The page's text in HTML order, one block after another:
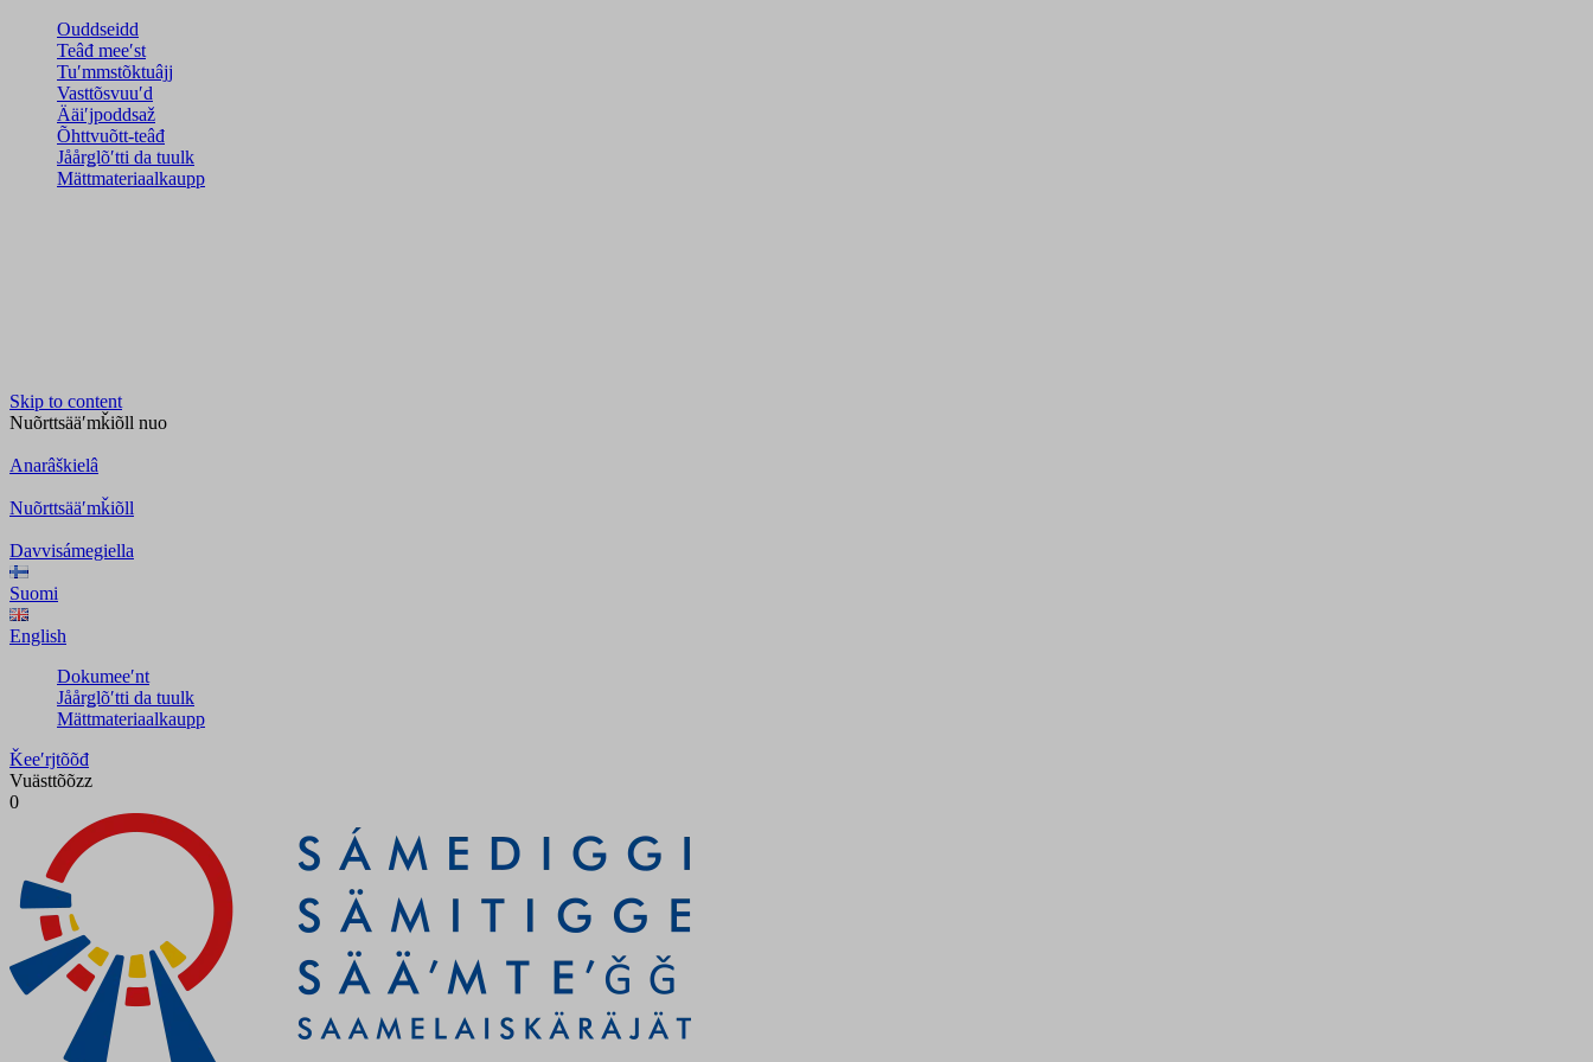
Ouddseidd
Teâđ meeʹst
Tuʹmmstõktuâjj
Vasttõsvuuʹd
Ääiʹjpoddsaž
Õhttvuõtt-teâđ
Jåårǥlõʹtti da tuulk
Mättmateriaalkaupp
Skip to content
Nuõrttsääʹmǩiõll nuo
Anarâškielâ
Nuõrttsääʹmǩiõll
Davvisámegiella
Suomi
English
Dokumeeʹnt
Jåårǥlõʹtti da tuulk
Mättmateriaalkaupp
Ǩeeʹrjtõõđ
Vuästtõõzz
0